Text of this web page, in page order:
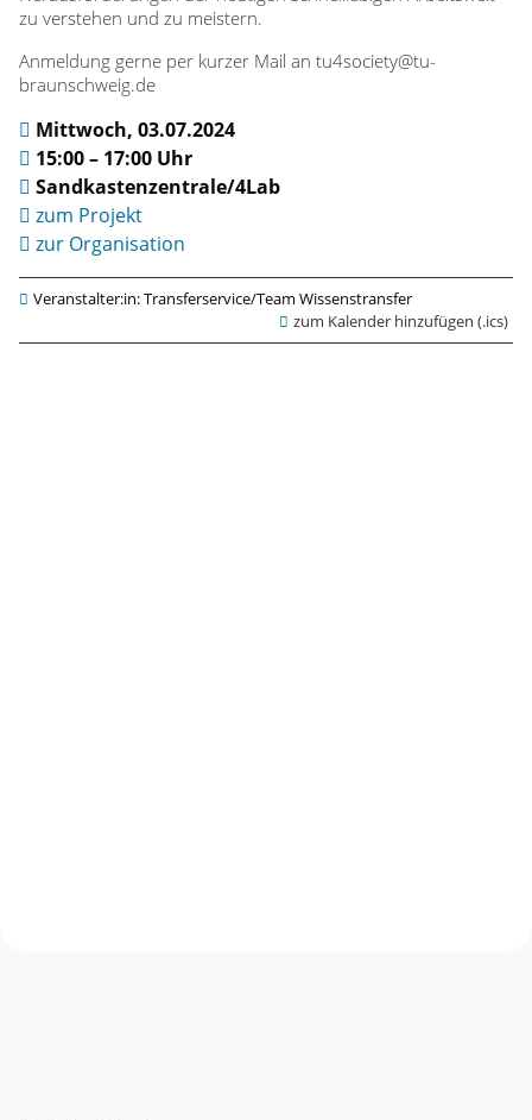
G
e
s
a
zu verstehen und zu meistern.
Anmeldung gerne per kurzer Mail an tu4society@tu-
braunschweig.de
Mittwoch, 03.07.2024
15:00 – 17:00 Uhr
Sandkastenzentrale/4Lab
zum Projekt
zur Organisation
Veranstalter:in: Transferservice/Team Wissenstransfer
zum Kalender hinzufügen (.ics)